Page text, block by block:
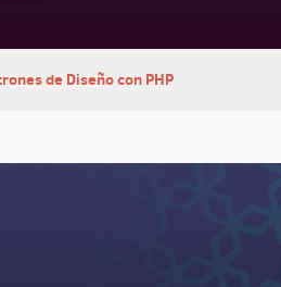
de Diseño con PHP